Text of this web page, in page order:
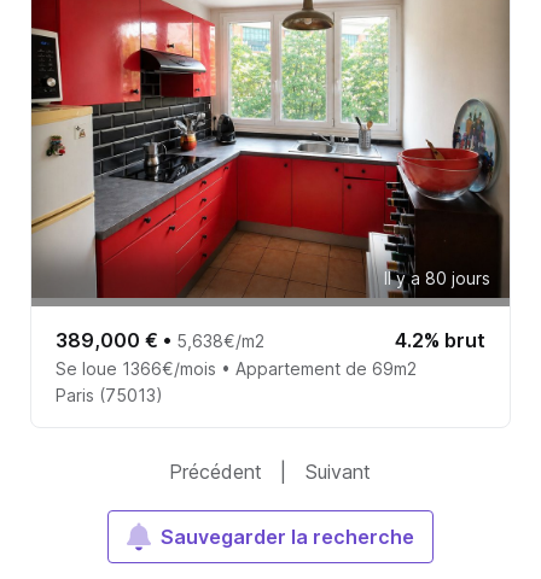
Il y a 80 jours
389,000 € • 5,638€/m2 4.2% brut
Se loue 1366€/mois • Appartement de 69m2
Paris (75013)
Précédent Suivant
Sauvegarder la recherche